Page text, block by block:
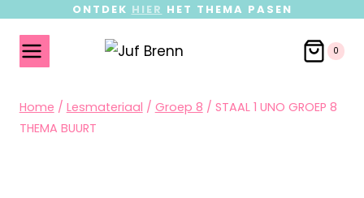
ONTDEK HIER HET THEMA PASEN
0
Home / Lesmateriaal / Groep 8 / STAAL 1 UNO GROEP 8
THEMA BUURT